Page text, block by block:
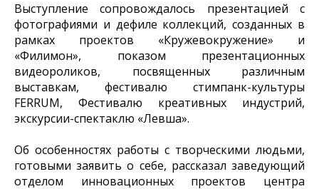
Выступление сопровождалось презентацией с
фотографиями и дефиле коллекций, созданных в
рамках проектов «Кружевокружение» и
«Филимон», показом презентационных
видеороликов, посвященных различным
выставкам, фестивалю стимпанк-культуры
FERRUM, Фестивалю креативных индустрий,
экскурсии-спектаклю «Левша».
Об особенностях работы с творческими людьми,
готовыми заявить о себе, рассказал заведующий
отделом инновационных проектов центра